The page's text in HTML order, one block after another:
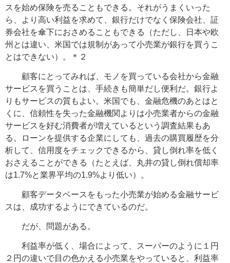
スを始め保険を売ることもできる。それがうまくいった
ら、より高い利益を求めて、銀行だけでなく保険会社、証
券会社を傘下におさめることもできる（ただし、日本や欧
州とは違い、米国では規制があって小売業が銀行を買うこ
とはできない）。＊２
顧客にとってみれば、モノを買っている会社から金融
サービスを買うことは、手続きも簡単だし便利だ。銀行よ
りもサービスの質もよい。米国でも、金融危機のあとはと
くに、信頼性を失った金融機関よりは小売業者からの金融
サービスを好む消費者が増えているという調査結果もあ
る。ローンを提供する企業にしても、過去の購買履歴を分
析して、信用度をチェックできるから、貸し倒れ率を低く
おさえることができる（たとえば、丸井の貸し倒れ償却率
は1.7%と業界平均の1.9%より低い）。
顧客データベースをもった小売業が始める金融サービ
スは、成功するようにできているのだ。
だが、問題がある。
利益率が低く、場合によって、スーパーのように１円
２円の違いで目の色かえる小売業をやっていると、利益率